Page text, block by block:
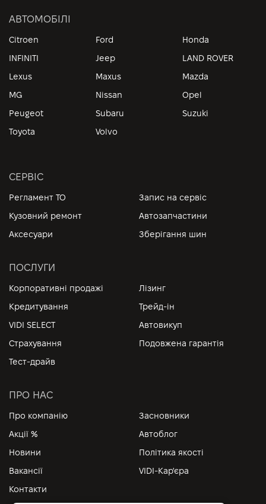
АВТОМОБІЛІ
Citroen Ford
Honda
INFINITI
Jeep
LAND ROVER
Lexus
Maxus
Mazda
MG
Nissan
Opel
Peugeot
Subaru
Suzuki
Toyota
Volvo
СЕРВІС
Регламент ТО
Запис на сервіс
Кузовний ремонт
Автозапчастини
Аксесуари
Зберігання шин
ПОСЛУГИ
Корпоративні продажі
Лізинг
Кредитування
Трейд-ін
VIDI SELECT
Автовикуп
Страхування
Подовжена гарантія
Тест-драйв
ПРО НАС
Про компанію
Засновники
Акції %
Автоблог
Новини
Політика якості
Вакансії
VIDI-Кар'єра
Контакти